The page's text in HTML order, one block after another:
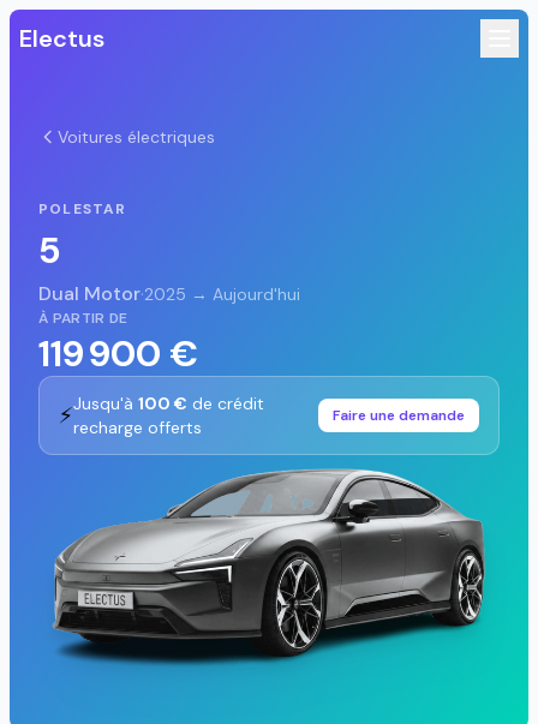
Electus
Voitures électriques
POLESTAR
5
Dual Motor·2025 → Aujourd'hui
À PARTIR DE
119 900 €
⚡Jusqu'à 100 € de crédit
recharge offerts
Faire une demande